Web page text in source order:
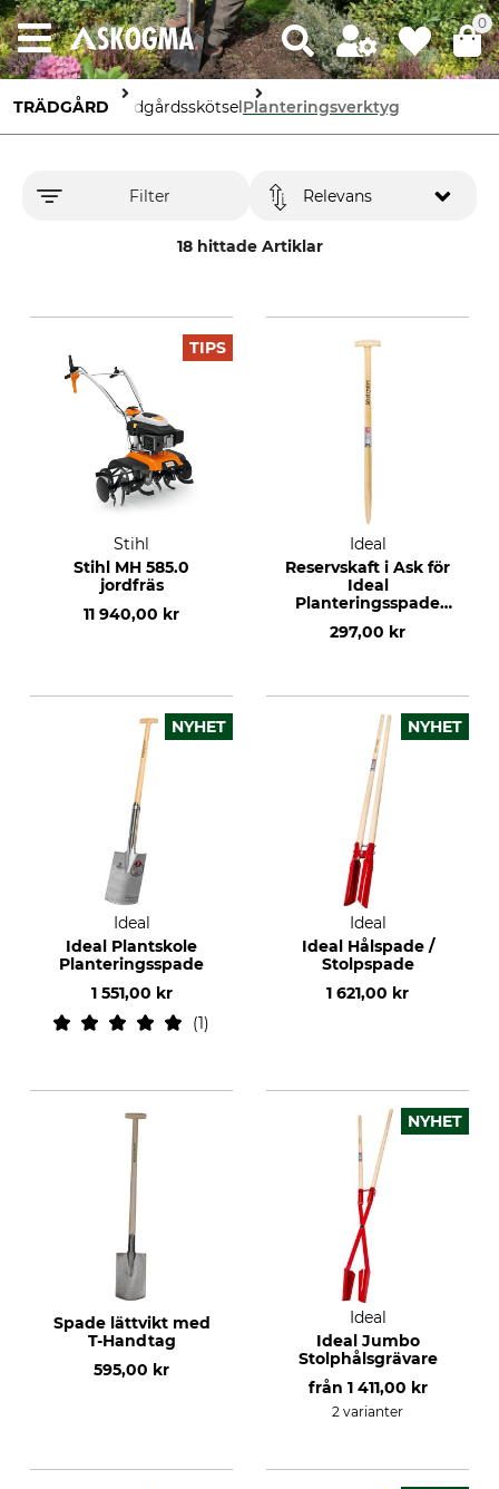
0
TRÄDGÅRD TrädgårdsskötselPlanteringsverktyg
Filter
18 hittade Artiklar
Relevans
TIPS
Stihl
Stihl MH 585.0
jordfräs
11 940,00 kr
Ideal
Reservskaft i Ask för
Ideal
Planteringsspade
Plantskolespade
297,00 kr
NYHET
Ideal
Ideal Plantskole
Planteringsspade
1 551,00 kr
1
NYHET
Ideal
Ideal Hålspade /
Stolpspade
1 621,00 kr
Spade lättvikt med
T-Handtag
595,00 kr
NYHET
Ideal
Ideal Jumbo
Stolphålsgrävare
från 1 411,00 kr
2 varianter